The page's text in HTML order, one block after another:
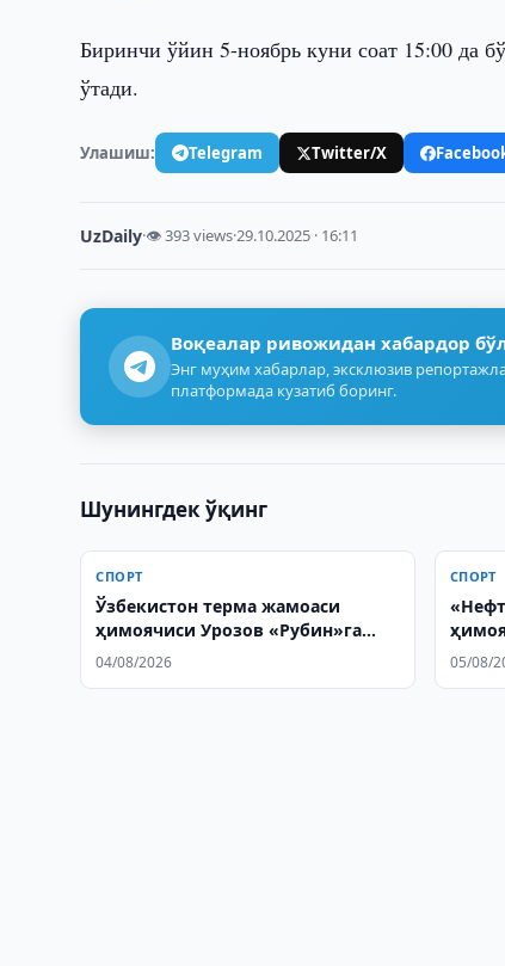
Биринчи ўйин 5-ноябрь куни соат 15:00 да
ўтади.
Улашиш: Telegram Twitter/X
UzDaily·👁 393 views·29.10.2025 · 16:11
Воқеалар ривожидан хабардор
Энг муҳим хабарлар, эксклюзив
платформада кузатиб боринг.
Шунингдек ўқинг
СПОРТ
Ўзбекистон терма жамоаси
ҳимоячиси Урозов «Рубин»га
ўтди
04/08/2026
СПОРТ
олди
05/08/